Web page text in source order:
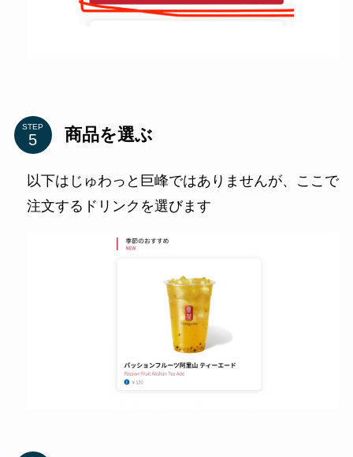
STEP 商品を選ぶ
以下はじゅわっと巨峰ではありませんが、ここで
注文するドリンクを選びます